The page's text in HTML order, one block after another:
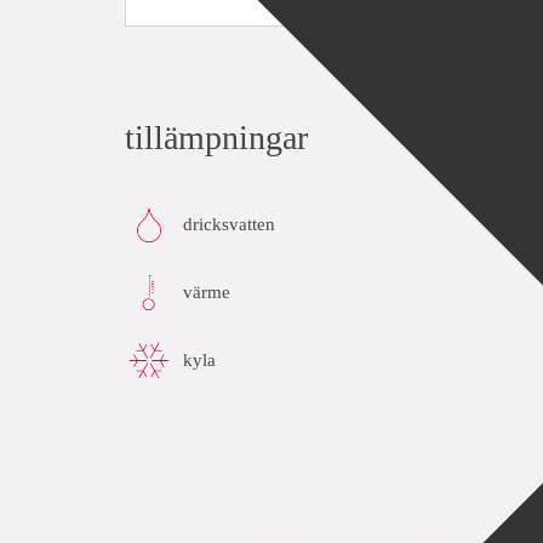
tillämpningar
dricksvatten
värme
kyla